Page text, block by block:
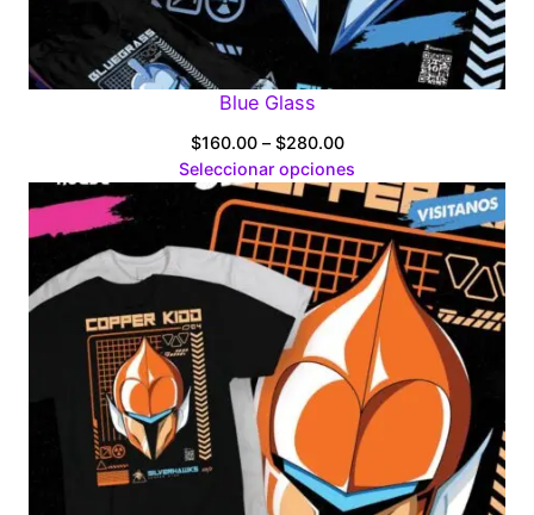
Blue Glass
$160.00 – $280.00Price
range:
$160.00
through
$280.00
Seleccionar opciones